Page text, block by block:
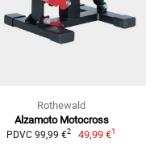
Rothewald
Alzamoto Motocross
PDVC 99,99 €2 49,99 €1